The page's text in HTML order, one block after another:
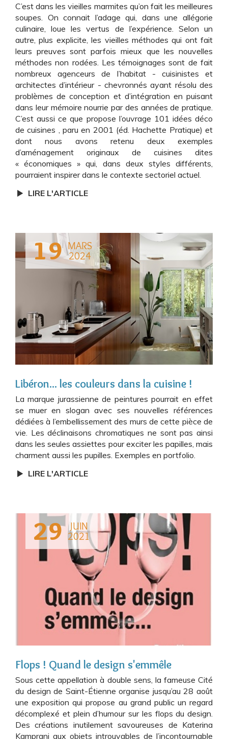
C’est dans les vieilles marmites qu’on fait les meilleures
soupes. On connait l’adage qui, dans une allégorie
culinaire, loue les vertus de l’expérience. Selon un
autre, plus explicite, les vieilles méthodes qui ont fait
leurs preuves sont parfois mieux que les nouvelles
méthodes non rodées. Les témoignages sont de fait
nombreux agenceurs de l’habitat - cuisinistes et
architectes d’intérieur - chevronnés ayant résolu des
problèmes de conception et d’intégration en puisant
dans leur mémoire nourrie par des années de pratique.
C’est aussi ce que propose l’ouvrage 101 idées déco
de cuisines , paru en 2001 (éd. Hachette Pratique) et
dont nous avons retenu deux exemples
d’aménagement originaux de cuisines dites
« économiques » qui, dans deux styles différents,
pourraient inspirer dans le contexte sectoriel actuel.
LIRE L'ARTICLE
19 MARS
2024
Libéron... les couleurs dans la cuisine !
La marque jurassienne de peintures pourrait en effet
se muer en slogan avec ses nouvelles références
dédiées à l’embellissement des murs de cette pièce de
vie. Les déclinaisons chromatiques ne sont pas ainsi
dans les seules assiettes pour exciter les papilles, mais
charment aussi les pupilles. Exemples en portfolio.
LIRE L'ARTICLE
29
JUIN
2021
Flops ! Quand le design s'emmêle
Sous cette appellation à double sens, la fameuse Cité
du design de Saint-Étienne organise jusqu’au 28 août
une exposition qui propose au grand public un regard
décomplexé et plein d’humour sur les flops du design.
Des créations inutilement savoureuses de Katerina
Kamprani aux objets introuvables de l’incontournable